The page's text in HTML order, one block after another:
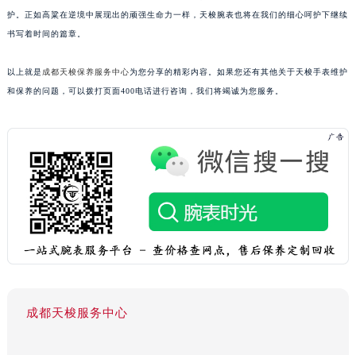
护。正如高粱在逆境中展现出的顽强生命力一样，天梭腕表也将在我们的细心呵护下继续
书写着时间的篇章。
以上就是 成都天梭保养服务中心为您分享的精彩内容。如果您还有其他关于天梭手表维护
和保养的问题，可以拨打页面400电话进行咨询，我们将竭诚为您服务。
成都天梭服务中心